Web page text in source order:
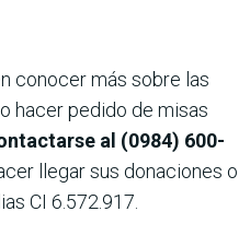
conocer más sobre las
hacer pedido de misas
al (0984) 600-
llegar sus donaciones o
CI 6.572.917.